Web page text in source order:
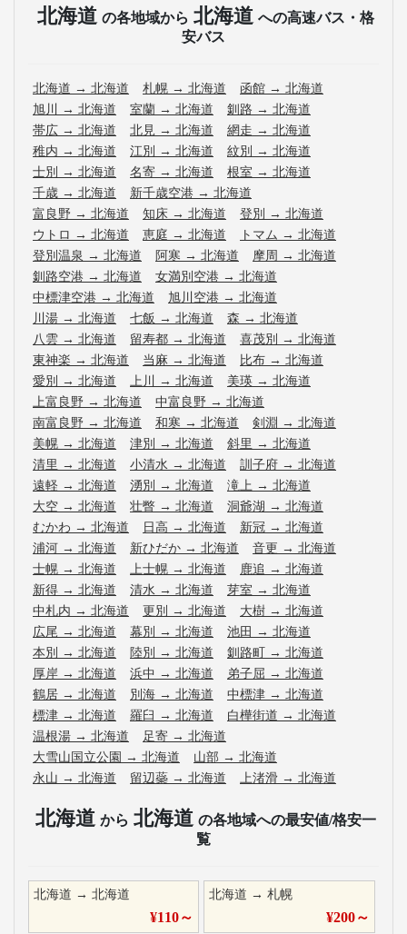
北海道 の各地域から 北海道 への高速バス・格
安バス
北海道 → 北海道 札幌 → 北海道 函館 → 北海道
旭川
→ 北海道 室蘭 → 北海道 釧路 → 北海道
帯広 → 北海道 北見 → 北海道 網走 → 北海道
稚内 → 北海道 江別 → 北海道 紋別 → 北海道
士別 → 北海道 名寄 → 北海道 根室 → 北海道
千歳 → 北海道 新千歳空港 → 北海道
富良野 → 北海道 知床 → 北海道 登別 → 北海道
ウトロ → 北海道 恵庭 → 北海道 トマム → 北海道
登別温泉 → 北海道 阿寒 → 北海道 摩周 → 北海道
釧路空港 → 北海道 女満別空港 → 北海道
中標津空港 → 北海道 旭川空港 → 北海道
川湯 → 北海道 七飯 → 北海道 森 → 北海道
八雲 → 北海道 留寿都 → 北海道 喜茂別 → 北海道
東神楽 → 北海道 当麻 → 北海道 比布 → 北海道
愛別 → 北海道 上川 → 北海道 美瑛 → 北海道
上富良野 → 北海道 中富良野 → 北海道
南富良野 → 北海道 和寒 → 北海道 剣淵 → 北海道
美幌 → 北海道 津別 → 北海道 斜里 → 北海道
清里 → 北海道 小清水 → 北海道 訓子府 → 北海道
遠軽 → 北海道 湧別 → 北海道 滝上 → 北海道
大空 → 北海道 壮瞥 → 北海道 洞爺湖 → 北海道
むかわ → 北海道 日高 → 北海道 新冠 → 北海道
浦河 → 北海道 新ひだか → 北海道 音更 → 北海道
士幌 → 北海道 上士幌 → 北海道 鹿追 → 北海道
新得 → 北海道 清水 → 北海道 芽室 → 北海道
中札内 → 北海道 更別 → 北海道 大樹 → 北海道
広尾 → 北海道 幕別 → 北海道 池田 → 北海道
本別 → 北海道 陸別 → 北海道 釧路町 → 北海道
厚岸 → 北海道 浜中 → 北海道 弟子屈 → 北海道
鶴居 → 北海道 別海 → 北海道 中標津 → 北海道
標津 → 北海道 羅臼 → 北海道 白樺街道 → 北海道
温根湯 → 北海道 足寄 → 北海道
大雪山国立公園 → 北海道 山部 → 北海道
永山 → 北海道 留辺蘂 → 北海道 上渚滑 → 北海道
北海道 から 北海道 の各地域への最安値/格安一
覧
北海道 → 北海道
¥110～
北海道 →札幌
¥200～